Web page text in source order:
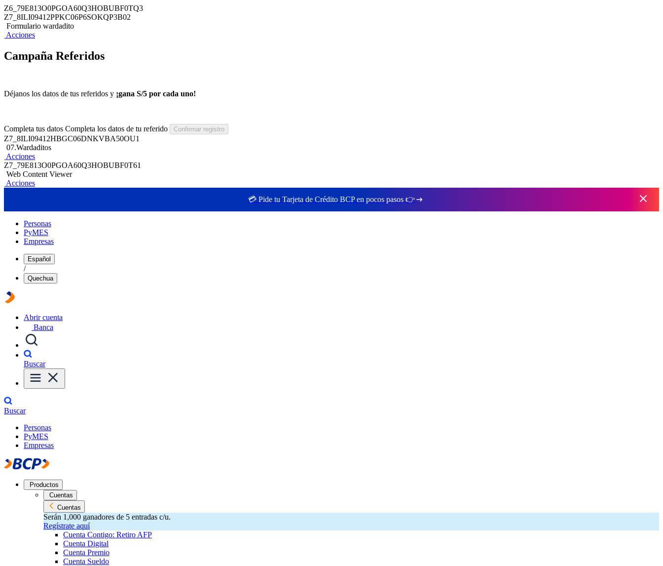
Z6_79E813O0PGOA60Q3HOBUBF0TQ3
Z7_8ILI09412PPKC06P6SOKQP3B02
Formulario wardadito
Acciones
Campaña Referidos
Déjanos los datos de tus referidos y ¡gana S/5 por cada uno!
Completa tus datos Completa los datos de tu referido Confirmar registro
Z7_8ILI09412HBGC06DNKVBA50OU1
07.Wardaditos
Acciones
Z7_79E813O0PGOA60Q3HOBUBF0T61
Web Content Viewer
Acciones
💳 Pide tu Tarjeta de Crédito BCP en pocos pasos 👉
Personas
PyMES
Empresas
Español
/
Quechua
Abrir cuenta
Banca
Buscar
Buscar
Personas
PyMES
Empresas
Productos
Cuentas
Cuentas
Serán 1,000 ganadores de 5 entradas c/u.
Regístrate aquí
Cuenta Contigo: Retiro AFP
Cuenta Digital
Cuenta Premio
Cuenta Sueldo